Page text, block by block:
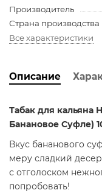
Производитель
Страна производства
Все характеристики
Описание
Табак для кальяна
Банановое Суфле)
Вкус бананового
меру сладкий
с отголоском
попробовать!